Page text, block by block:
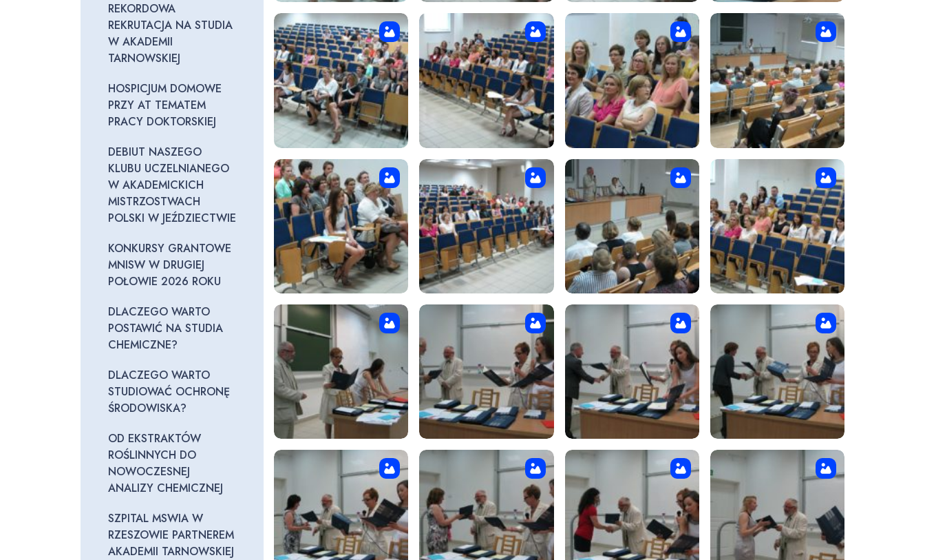
REKORDOWA
REKRUTACJA NA STUDIA
W AKADEMII
TARNOWSKIEJ
HOSPICJUM DOMOWE
PRZY AT TEMATEM
PRACY DOKTORSKIEJ
DEBIUT NASZEGO
KLUBU UCZELNIANEGO
W AKADEMICKICH
MISTRZOSTWACH
POLSKI W JEŹDZIECTWIE
KONKURSY GRANTOWE
MNISW W DRUGIEJ
POŁOWIE 2026 ROKU
DLACZEGO WARTO
POSTAWIĆ NA STUDIA
CHEMICZNE?
DLACZEGO WARTO
STUDIOWAĆ OCHRONĘ
ŚRODOWISKA?
OD EKSTRAKTÓW
ROŚLINNYCH DO
NOWOCZESNEJ
ANALIZY CHEMICZNEJ
SZPITAL MSWIA W
RZESZOWIE PARTNEREM
AKADEMII TARNOWSKIEJ